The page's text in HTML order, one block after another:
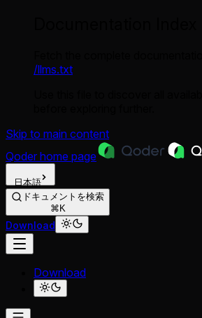
/llms.txt
Skip to main content
Qoder home page
日本語
ドキュメントを検索
⌘K
Download
Download